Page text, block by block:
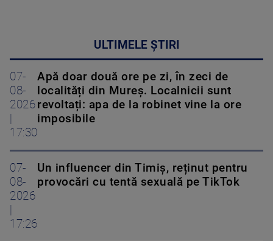
ULTIMELE ȘTIRI
07-
08-
2026
17:30
Apă doar două ore pe zi, în zeci de
localități din Mureș. Localnicii sunt
revoltați: apa de la robinet vine la ore
imposibile
07-
08-
2026
17:26
Un influencer din Timiș, reținut pentru
provocări cu tentă sexuală pe TikTok